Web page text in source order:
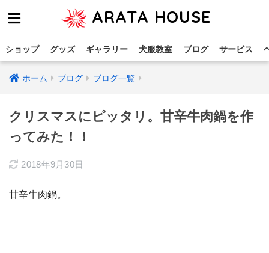
ARATA HOUSE
ショップ グッズ ギャラリー 犬服教室 ブログ サービス
ホーム ブログ ブログ一覧
クリスマスにピッタリ。甘辛牛肉鍋を作
ってみた！！
2018年9月30日
甘辛牛肉鍋。